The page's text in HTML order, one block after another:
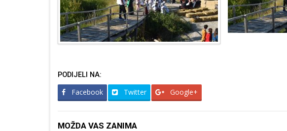
PODIJELI NA:
Facebook Twitter Google+
MOŽDA VAS ZANIMA